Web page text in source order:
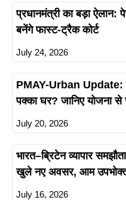
प्रधानमंत्री का बड़ा ऐलान:
बनेंगे फास्ट-ट्रैक कोर्ट
July 24, 2026
PMAY-Urban Update:
पक्का घर? जानिए योजना
July 20, 2026
भारत–ब्रिटेन व्यापार
खुले नए अवसर, आम
July 16, 2026